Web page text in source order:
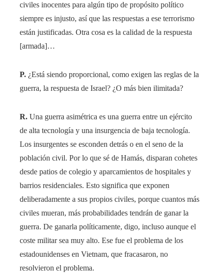
civiles inocentes para algún tipo de propósito político
siempre es injusto, así que las respuestas a ese terrorismo
están justificadas. Otra cosa es la calidad de la respuesta
[armada]…
P. ¿Está siendo proporcional, como exigen las reglas de la
guerra, la respuesta de Israel? ¿O más bien ilimitada?
R. Una guerra asimétrica es una guerra entre un ejército
de alta tecnología y una insurgencia de baja tecnología.
Los insurgentes se esconden detrás o en el seno de la
población civil. Por lo que sé de Hamás, disparan cohetes
desde patios de colegio y aparcamientos de hospitales y
barrios residenciales. Esto significa que exponen
deliberadamente a sus propios civiles, porque cuantos más
civiles mueran, más probabilidades tendrán de ganar la
guerra. De ganarla políticamente, digo, incluso aunque el
coste militar sea muy alto. Ese fue el problema de los
estadounidenses en Vietnam, que fracasaron, no
resolvieron el problema.